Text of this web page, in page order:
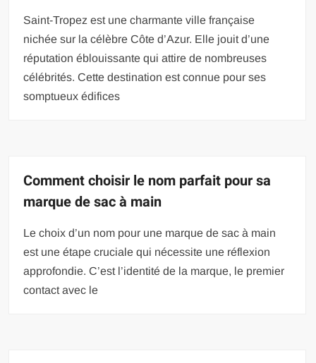
Saint-Tropez est une charmante ville française
nichée sur la célèbre Côte d’Azur. Elle jouit d’une
réputation éblouissante qui attire de nombreuses
célébrités. Cette destination est connue pour ses
somptueux édifices
Comment choisir le nom parfait pour sa
marque de sac à main
Le choix d’un nom pour une marque de sac à main
est une étape cruciale qui nécessite une réflexion
approfondie. C’est l’identité de la marque, le premier
contact avec le